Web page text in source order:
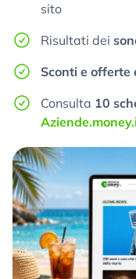
sito
Risultati dei
Sconti e offerte
Consulta 10